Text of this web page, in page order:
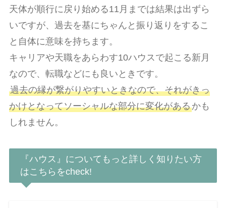
天体が順行に戻り始める11月までは結果は出ずら
いですが、過去を基にちゃんと振り返りをするこ
と自体に意味を持ちます。
キャリアや天職をあらわす10ハウスで起こる新月
なので、転職などにも良いときです。
過去の縁が繋がりやすいときなので、それがきっ
かけとなってソーシャルな部分に変化があるかも
しれません。
『ハウス』についてもっと詳しく知りたい方
はこちらをcheck!